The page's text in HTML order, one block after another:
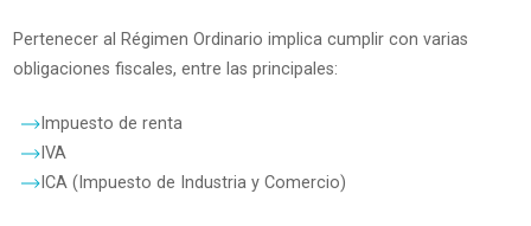
Pertenecer al Régimen Ordinario implica cumplir con varias
obligaciones fiscales, entre las principales:
Impuesto de renta
IVA
ICA (Impuesto de Industria y Comercio)